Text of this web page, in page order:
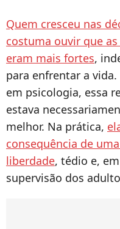
Quem cresceu nas
costuma ouvir que
eram mais fortes,
para enfrentar a
em psicologia, essa
estava
melhor. Na prática,
consequência de
liberdade, tédio e,
supervisão dos